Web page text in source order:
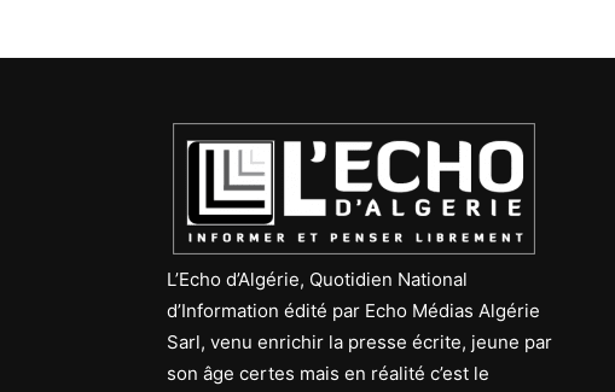
L’Echo d’Algérie, Quotidien National
d’Information édité par Echo Médias Algérie
Sarl, venu enrichir la presse écrite, jeune par
son âge certes mais en réalité c’est le